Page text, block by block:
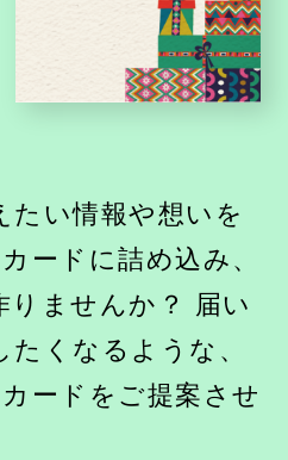
たい情報や想いを
ードに詰め込み、
りませんか？
届い
たくなるような、
ードをご提案させ